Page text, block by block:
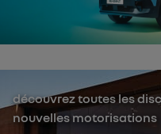
découvrez toutes les
nouvelles motorisations